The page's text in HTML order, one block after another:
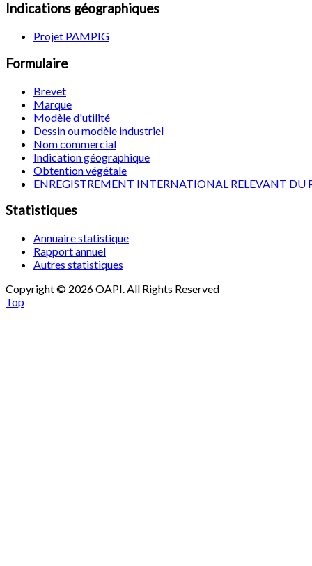
Indications géographiques
Projet PAMPIG
Formulaire
Brevet
Marque
Modèle d'utilité
Dessin ou modèle industriel
Nom commercial
Indication géographique
Obtention végétale
ENREGISTREMENT INTERNATIONAL RELEVANT DU
Statistiques
Annuaire statistique
Rapport annuel
Autres statistiques
Copyright © 2026 OAPI. All Rights Reserved
Top